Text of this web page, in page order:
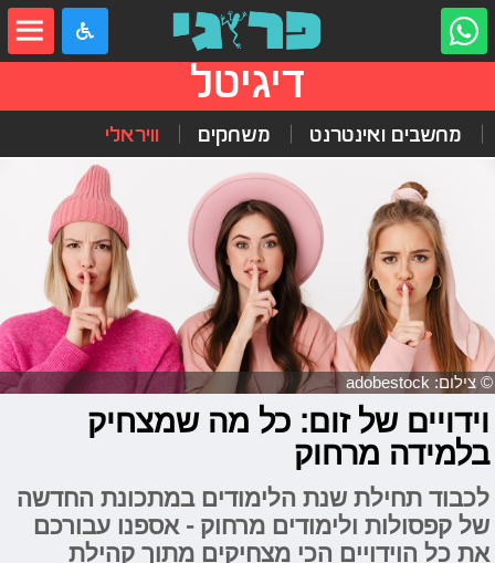
דיגיטל
מחשבים ואינטרנט משחקים וויראלי
© צילום: adobestock
וידויים של זום: כל מה שמצחיק
בלמידה מרחוק
לכבוד תחילת שנת הלימודים במתכונת החדשה
של קפסולות ולימודים מרחוק - אספנו עבורכם
את כל הוידויים הכי מצחיקים מתוך קהילת